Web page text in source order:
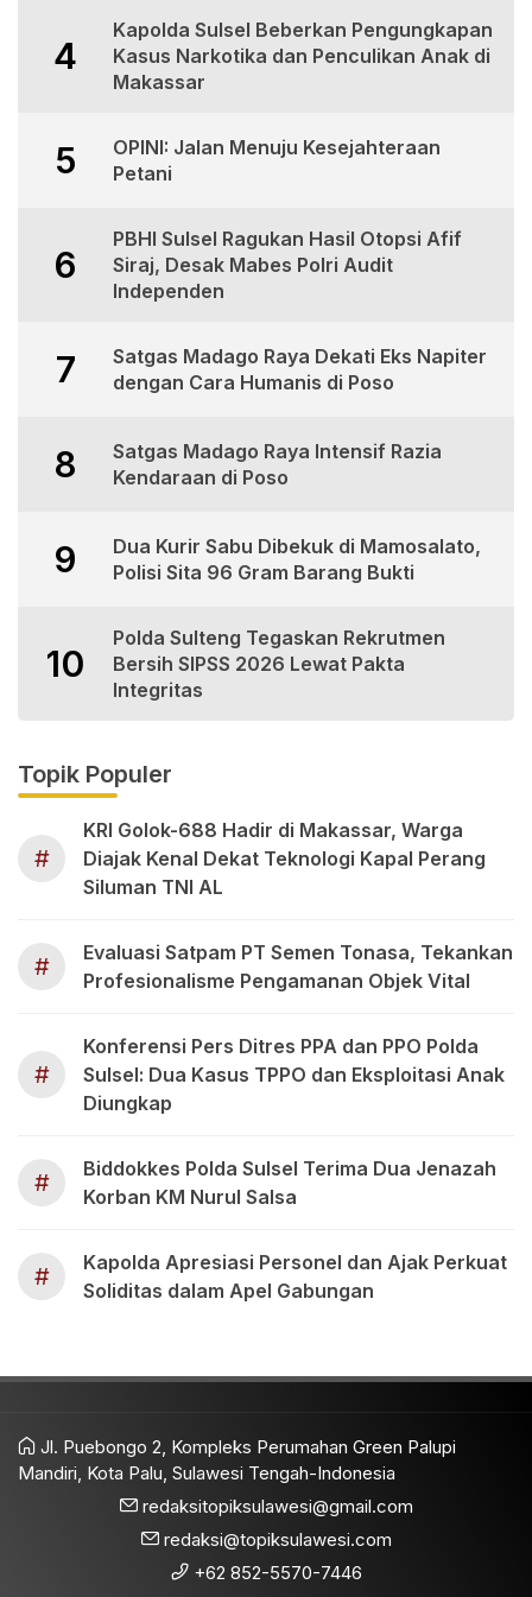
4
Kapolda Sulsel Beberkan Pengungkapan
Kasus Narkotika dan Penculikan Anak di
Makassar
5
OPINI: Jalan Menuju Kesejahteraan
Petani
6
PBHI Sulsel Ragukan Hasil Otopsi Afif
Siraj, Desak Mabes Polri Audit
Independen
7
Satgas Madago Raya Dekati Eks Napiter
dengan Cara Humanis di Poso
8
Satgas Madago Raya Intensif Razia
Kendaraan di Poso
9
Dua Kurir Sabu Dibekuk di Mamosalato,
Polisi Sita 96 Gram Barang Bukti
10
Polda Sulteng Tegaskan Rekrutmen
Bersih SIPSS 2026 Lewat Pakta
Integritas
Topik Populer
#
KRI Golok-688 Hadir di Makassar, Warga
Diajak Kenal Dekat Teknologi Kapal Perang
Siluman TNI AL
#
Evaluasi Satpam PT Semen Tonasa, Tekankan
Profesionalisme Pengamanan Objek Vital
#
Konferensi Pers Ditres PPA dan PPO Polda
Sulsel: Dua Kasus TPPO dan Eksploitasi Anak
Diungkap
#
Biddokkes Polda Sulsel Terima Dua Jenazah
Korban KM Nurul Salsa
#
Kapolda Apresiasi Personel dan Ajak Perkuat
Soliditas dalam Apel Gabungan
Jl. Puebongo 2, Kompleks Perumahan Green Palupi
Mandiri, Kota Palu, Sulawesi Tengah-Indonesia
redaksitopiksulawesi@gmail.com
redaksi@topiksulawesi.com
+62 852-5570-7446